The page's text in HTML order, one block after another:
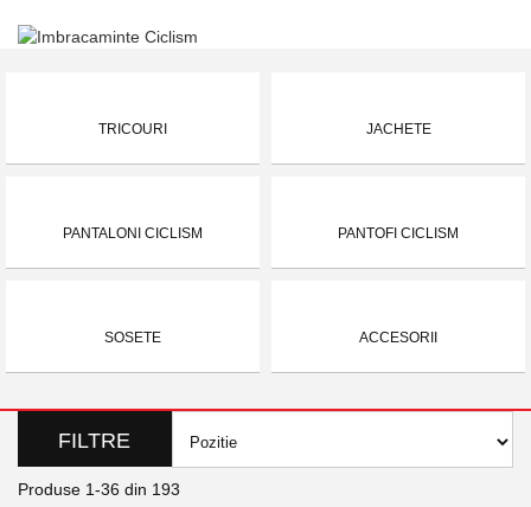
TRICOURI JACHETE
PANTALONI CICLISM PANTOFI CICLISM
SOSETE ACCESORII
Produse 1-36 din 193
FILTRE